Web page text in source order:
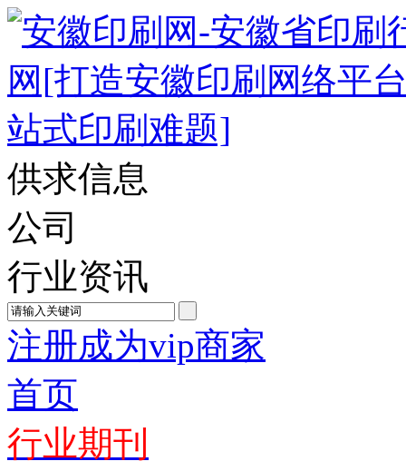
供求信息
公司
行业资讯
注册成为vip商家
首页
行业期刊